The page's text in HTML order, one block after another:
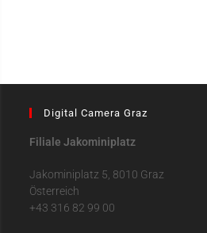
Digital Camera Graz
Filiale Jakominiplatz
Jakominiplatz 5, 8010 Graz
Österreich
+43 316 82 99 00